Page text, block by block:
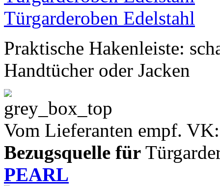
Praktische Hakenleiste:
Handtücher oder Jacken
Vom Lieferanten empf.
Bezugsquelle für
PEARL